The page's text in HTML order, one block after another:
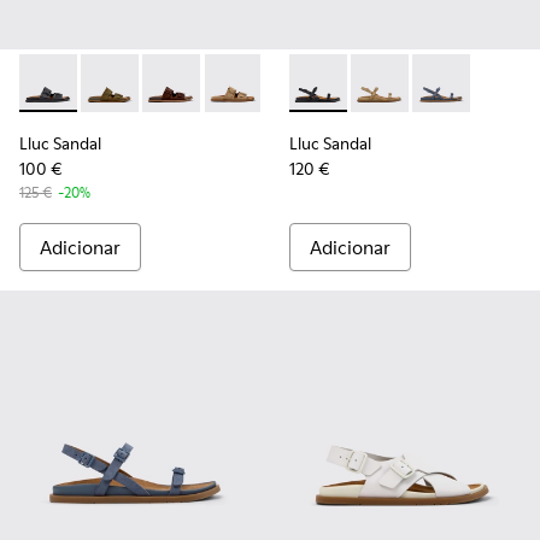
Lluc Sandal - K201881-001 - Sandálias pretas de pele para
Lluc Sandal - K201881-006 - Sandálias em pele de
Lluc Sandal - K201881-005 - Sandálias de
Lluc Sandal - K201881-003 -
Lluc Sandal - K201881-002 -
Lluc Sandal
100 €
125 € -20%
Adicionar
Lluc Sandal - K201883-001
Lluc Sandal -Lluc Sandal -
Lluc Sandal
120 €
Adicionar